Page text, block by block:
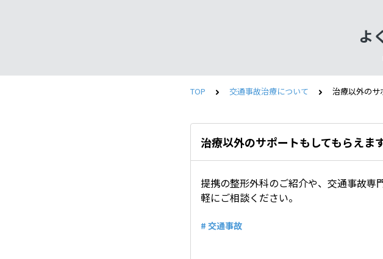
よ
TOP 交通事故治療について 治療以外のサ
治療以外のサポートもしてもらえま
提携の整形外科のご紹介や、交通事故専
軽にご相談ください。
# 交通事故